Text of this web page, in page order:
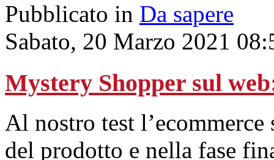
Pubblicato in Da sapere
Sabato, 20 Marzo 2021
Mystery Shopper sul
Al nostro test
del prodotto e nella fase